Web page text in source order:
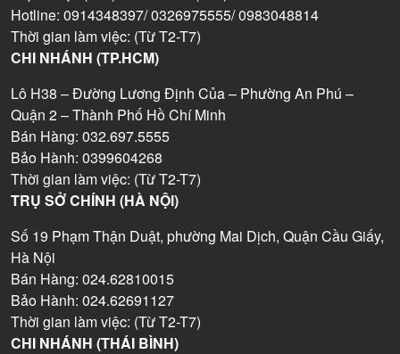
Hotline: 0914348397/ 0326975555/ 0983048814
Thời gian làm việc: (Từ T2-T7)
CHI NHÁNH (TP.HCM)
Lô H38 – Đường Lương Định Của – Phường An Phú –
Quận 2 – Thành Phố Hồ Chí Minh
Bán Hàng: 032.697.5555
Bảo Hành: 0399604268
Thời gian làm việc: (Từ T2-T7)
TRỤ SỞ CHÍNH (HÀ NỘI)
Số 19 Phạm Thận Duật, phường Mai Dịch, Quận Cầu Giấy,
Hà Nội
Bán Hàng: 024.62810015
Bảo Hành: 024.62691127
Thời gian làm việc: (Từ T2-T7)
CHI NHÁNH (THÁI BÌNH)